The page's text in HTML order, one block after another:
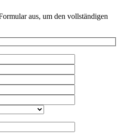
aus, um den vollständigen